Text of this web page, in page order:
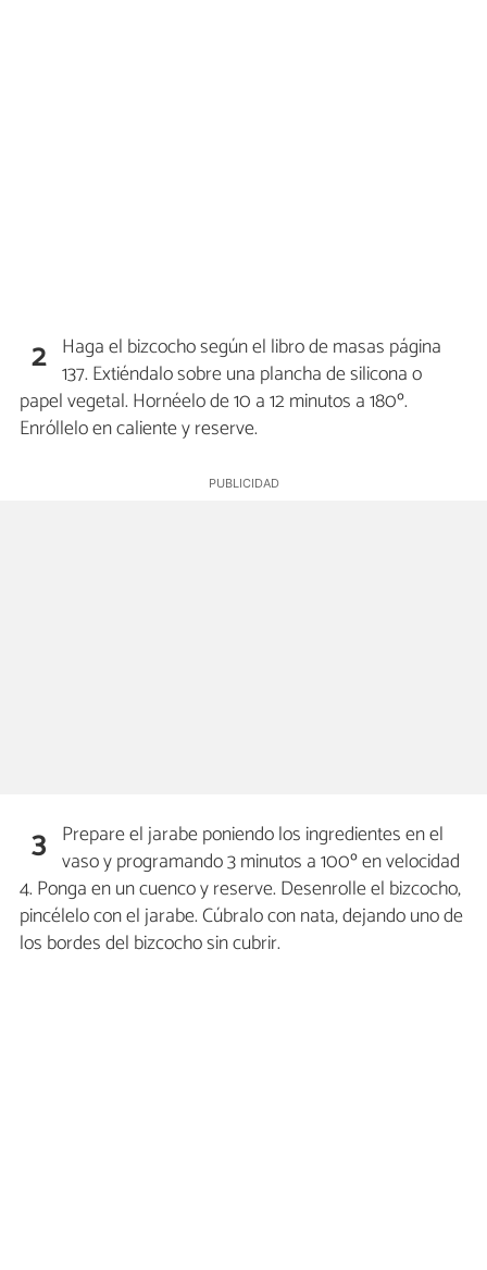
2 Haga el bizcocho según el libro de masas página
137. Extiéndalo sobre una plancha de silicona o
papel vegetal. Hornéelo de 10 a 12 minutos a 180º.
Enróllelo en caliente y reserve.
3 Prepare el jarabe poniendo los ingredientes en el
vaso y programando 3 minutos a 100º en velocidad
4. Ponga en un cuenco y reserve. Desenrolle el bizcocho,
pincélelo con el jarabe. Cúbralo con nata, dejando uno de
los bordes del bizcocho sin cubrir.